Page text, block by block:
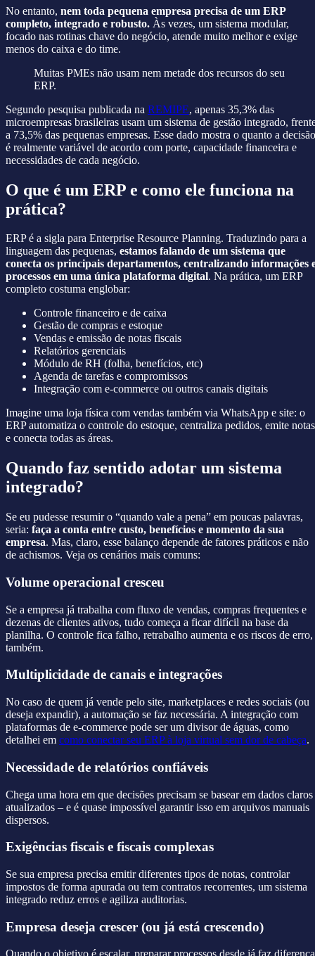
No entanto, nem toda pequena empresa precisa de um ERP
completo, integrado e robusto. Às vezes, um sistema modular,
focado nas rotinas chave do negócio, atende muito melhor e exige
menos do caixa e do time.
Muitas PMEs não usam nem metade dos recursos do seu
ERP.
Segundo pesquisa publicada na REMIPE, apenas 35,3% das
microempresas brasileiras usam um sistema de gestão integrado,
a 73,5% das pequenas empresas. Esse dado mostra o quanto a decisão
é realmente variável de acordo com porte, capacidade financeira e
necessidades de cada negócio.
O que é um ERP e como ele funciona na
prática?
ERP é a sigla para Enterprise Resource Planning. Traduzindo para a
linguagem das pequenas, estamos falando de um sistema que
conecta os principais departamentos, centralizando informações
processos em uma única plataforma digital. Na prática, um ERP
completo costuma englobar:
Controle financeiro e de caixa
Gestão de compras e estoque
Vendas e emissão de notas fiscais
Relatórios gerenciais
Módulo de RH (folha, benefícios, etc)
Agenda de tarefas e compromissos
Integração com e-commerce ou outros canais digitais
Imagine uma loja física com vendas também via WhatsApp e site: o
ERP automatiza o controle do estoque, centraliza pedidos, emite notas
e conecta todas as áreas.
Quando faz sentido adotar um sistema
integrado?
Se eu pudesse resumir o “quando vale a pena” em poucas palavras,
seria: faça a conta entre custo, benefícios e momento da sua
empresa. Mas, claro, esse balanço depende de fatores práticos e não
de achismos. Veja os cenários mais comuns:
Volume operacional cresceu
Se a empresa já trabalha com fluxo de vendas, compras frequentes e
dezenas de clientes ativos, tudo começa a ficar difícil na base da
planilha. O controle fica falho, retrabalho aumenta e os riscos de erro,
também.
Multiplicidade de canais e integrações
No caso de quem já vende pelo site, marketplaces e redes sociais (ou
deseja expandir), a automação se faz necessária. A integração com
plataformas de e-commerce pode ser um divisor de águas, como
detalhei em como conectar seu ERP à loja virtual sem dor de cabeça.
Necessidade de relatórios confiáveis
Chega uma hora em que decisões precisam se basear em dados claros
atualizados – e é quase impossível garantir isso em arquivos manuais
dispersos.
Exigências fiscais e fiscais complexas
Se sua empresa precisa emitir diferentes tipos de notas, controlar
impostos de forma apurada ou tem contratos recorrentes, um sistema
integrado reduz erros e agiliza auditorias.
Empresa deseja crescer (ou já está crescendo)